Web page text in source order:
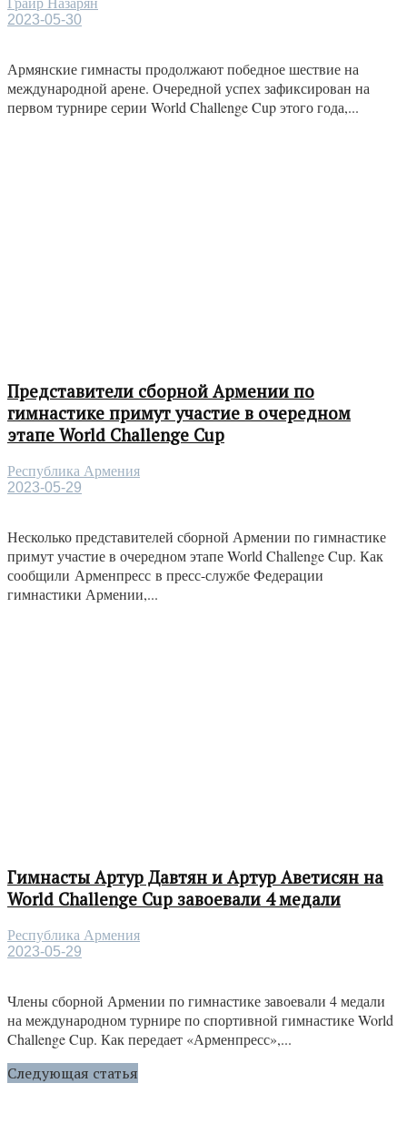
Грайр Назарян
2023-05-30
Армянские гимнасты продолжают победное шествие на
международной арене. Очередной успех зафиксирован на
первом турнире серии World Challenge Cup этого года,...
Представители сборной Армении по
гимнастике примут участие в очередном
этапе World Challenge Cup
Республика Армения
2023-05-29
Несколько представителей сборной Армении по гимнастике
примут участие в очередном этапе World Challenge Cup. Как
сообщили Арменпресс в пресс-службе Федерации
гимнастики Армении,...
Гимнасты Артур Давтян и Артур Аветисян на
World Challenge Cup завоевали 4 медали
Республика Армения
2023-05-29
Члены сборной Армении по гимнастике завоевали 4 медали
на международном турнире по спортивной гимнастике World
Challenge Cup. Как передает «Арменпресс»,...
Следующая статья